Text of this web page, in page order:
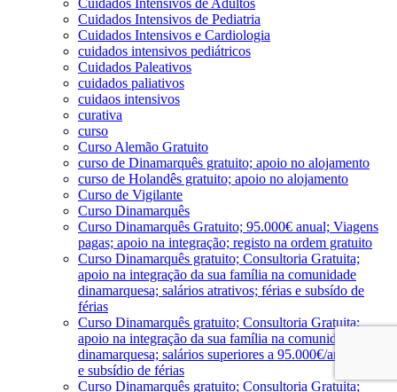
Cuidados Intensivos de Pediatria
Cuidados Intensivos e Cardiologia
cuidados intensivos pediátricos
Cuidados Paleativos
cuidados paliativos
cuidaos intensivos
curativa
curso
Curso Alemão Gratuito
curso de Dinamarquês gratuito; apoio no alojamento
curso de Holandês gratuito; apoio no alojamento
Curso de Vigilante
Curso Dinamarquês
Curso Dinamarquês Gratuito; 95.000€ anual; Viagens
pagas; apoio na integração; registo na ordem gratuito
Curso Dinamarquês gratuito; Consultoria Gratuita;
apoio na integração da sua família na comunidade
dinamarquesa; salários atrativos; férias e subsído de
férias
Curso Dinamarquês gratuito; Consultoria Gratuita;
apoio na integração da sua família na comunidade
dinamarquesa; salários superiores a 95.000€/ano; férias
e subsídio de férias
Curso Dinamarquês gratuito; Consultoria Gratuita;